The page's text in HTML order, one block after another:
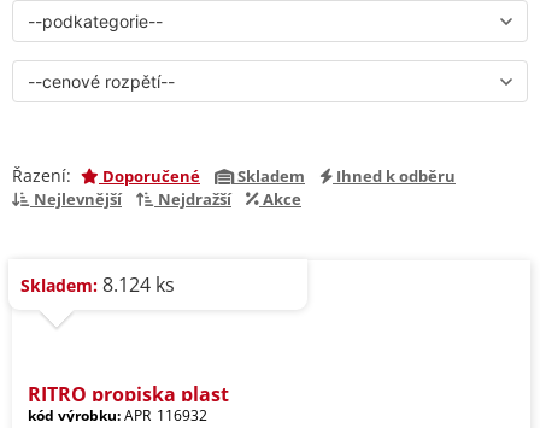
Řazení: Doporučené Skladem
Ihned k odběru
Nejlevnější
Nejdražší Akce
Skladem: 8.124 ks
RITRO propiska plast
kód výrobku:APR_116932